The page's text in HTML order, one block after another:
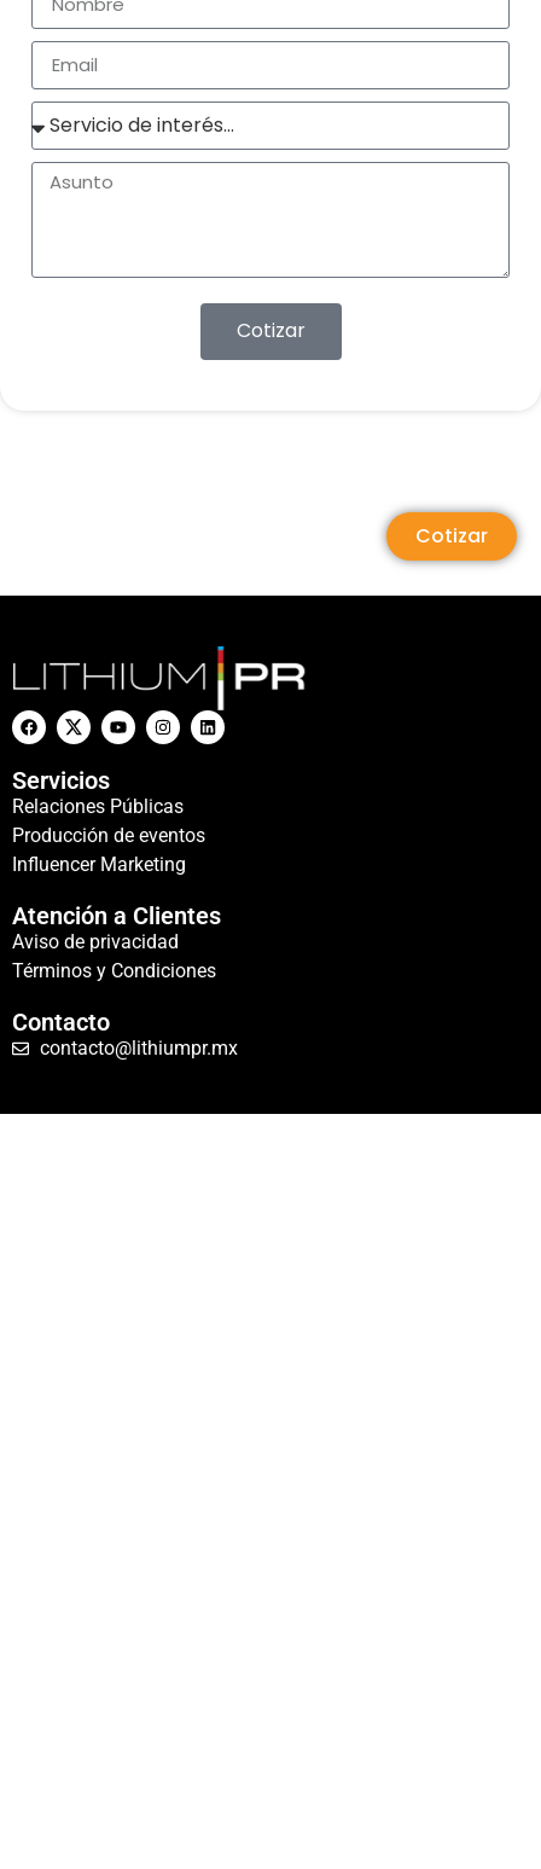
Cotizar
Cotizar
Servicios
Relaciones Públicas
Producción de eventos
Influencer Marketing
Atención a Clientes
Aviso de privacidad
Términos y Condiciones
Contacto
contacto@lithiumpr.mx